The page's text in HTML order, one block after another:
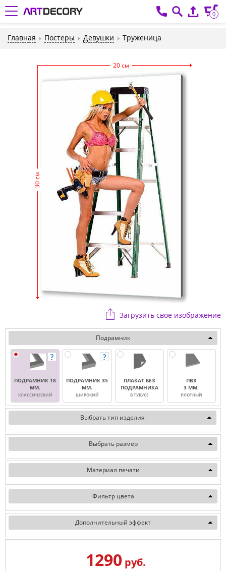
0
Главная Постеры Девушки Труженица
20 см
30 см
Загрузить свое изображение
Подрамник
ПОДРАМНИК 18
ММ.
КЛАССИЧЕСКИЙ
ПОДРАМНИК 35
ММ.
ШИРОКИЙ
ПЛАКАТ БЕЗ
ПОДРАМНИКА
В ТУБУСЕ
ПВХ
3 ММ.
ПЛОТНЫЙ
Выбрать тип изделия
Выбрать размер
Материал печати
Фильтр цвета
Дополнительный эффект
1290руб.